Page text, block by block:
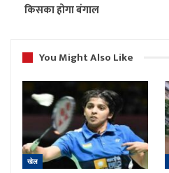
किसका होगा बंगाल
You Might Also Like
खेल